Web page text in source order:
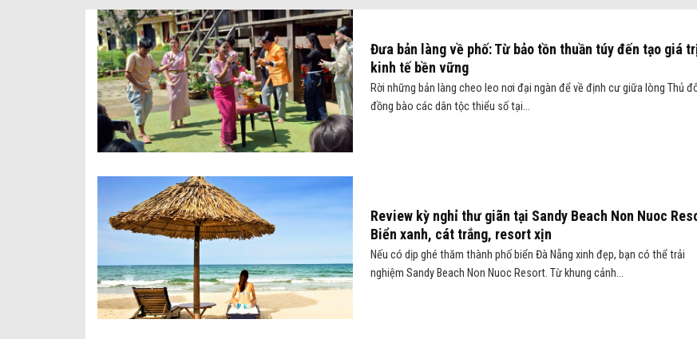
Đưa bản làng về phố: Từ bảo tồn thuần túy đến tạo giá
kinh tế bền vững
Rời những bản làng cheo leo nơi đại ngàn để về định cư giữa lòng Thủ
đồng bào các dân tộc thiểu số tại...
Review kỳ nghỉ thư giãn tại Sandy Beach Non Nuoc
Biển xanh, cát trắng, resort xịn
Nếu có dịp ghé thăm thành phố biển Đà Nẵng xinh đẹp, bạn có thể trải
nghiệm Sandy Beach Non Nuoc Resort. Từ khung cảnh...